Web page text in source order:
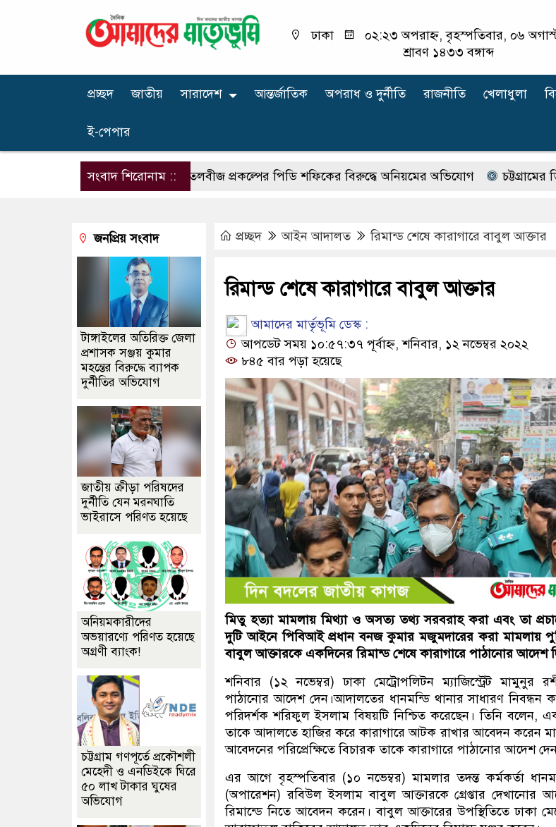
ঢাকা
০২:২৩ অপরাহ্ন, বৃহস্পতিবার, ০৬
শ্রাবণ ১৪৩৩ বঙ্গাব্দ
প্রচ্ছদ জাতীয় সারাদেশ আন্তর্জাতিক অপরাধ ‍ও দুর্নীতি রাজনীতি খেলাধুলা
ই-পেপার
সংবাদ শিরোনাম ::
ডাল ও তেলবীজ প্রকল্পের পিডি শফিকের বিরুদ্ধে অনিয়মের অভিযোগ চট্টগ্রামের ডিসি
প্রচ্ছদ আইন আদালত রিমান্ড শেষে কারাগারে বাবুল আক্তার
রিমান্ড শেষে কারাগারে বাবুল আক্তার
আমাদের মার্তৃভূমি ডেস্ক :
আপডেট সময় ১০:৫৭:৩৭ পূর্বাহ্ন, শনিবার, ১২ নভেম্বর ২০২২
৮৪৫ বার পড়া হয়েছে
মিতু হত্যা মামলায় মিথ্যা ও অসত্য তথ্য সরবরাহ করা এবং তা
দুটি আইনে পিবিআই প্রধান বনজ কুমার মজুমদারের করা মামলায়
বাবুল আক্তারকে একদিনের রিমান্ড শেষে কারাগারে পাঠানোর আদেশ
শনিবার (১২ নভেম্বর) ঢাকা মেট্রোপলিটন ম্যাজিস্ট্রেট মামুনুর
পাঠানোর আদেশ দেন।আদালতের ধানমন্ডি থানার সাধারণ নিবন্ধন
পরিদর্শক শরিফুল ইসলাম বিষয়টি নিশ্চিত করেছেন। তিনি বলেন,
তাকে আদালতে হাজির করে কারাগারে আটক রাখার আবেদন করেন
আবেদনের পরিপ্রেক্ষিতে বিচারক তাকে কারাগারে পাঠানোর আদেশ
এর আগে বৃহস্পতিবার (১০ নভেম্বর) মামলার তদন্ত কর্মকর্তা
(অপারেশন) রবিউল ইসলাম বাবুল আক্তারকে গ্রেপ্তার দেখানোর
রিমান্ডে নিতে আবেদন করেন। বাবুল আক্তারের উপস্থিতিতে ঢাকা
জনপ্রিয় সংবাদ
টাঙ্গাইলের অতিরিক্ত জেলা
প্রশাসক সঞ্জয় কুমার
মহন্তের বিরুদ্ধে ব্যাপক
দুর্নীতির অভিযোগ
জাতীয় ক্রীড়া পরিষদের
দুর্নীতি যেন মরনঘাতি
ভাইরাসে পরিণত হয়েছে
অনিয়মকারীদের
অভয়ারণ্যে পরিণত হয়েছে
অগ্রণী ব্যাংক!
চট্টগ্রাম গণপূর্তে প্রকৌশলী
মেহেদী ও এনডিইকে ঘিরে
৫০ লাখ টাকার ঘুষের
অভিযোগ